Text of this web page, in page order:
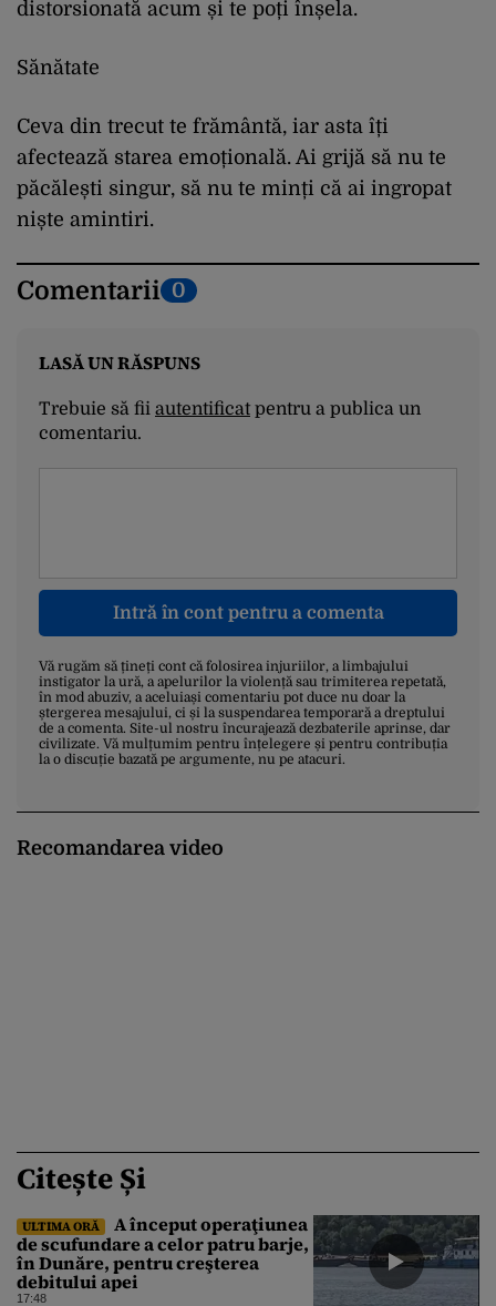
distorsionată acum și te poți înșela.
Sănătate
Ceva din trecut te frământă, iar asta îți
afectează starea emoțională. Ai grijă să nu te
păcălești singur, să nu te minți că ai ingropat
niște amintiri.
Comentarii 0
LASĂ UN RĂSPUNS
Trebuie să fii autentificatpentru a publica un
comentariu.
Intră în cont pentru a comenta
Vă rugăm să țineți cont că folosirea injuriilor, a limbajului
instigator la ură, a apelurilor la violență sau trimiterea repetată,
în mod abuziv, a aceluiași comentariu pot duce nu doar la
ștergerea mesajului, ci și la suspendarea temporară a dreptului
de a comenta. Site-ul nostru încurajează dezbaterile aprinse, dar
civilizate. Vă mulțumim pentru înțelegere și pentru contribuția
la o discuție bazată pe argumente, nu pe atacuri.
Recomandarea video
Citește Și
ULTIMA ORĂ
A început operaţiunea
de scufundare a celor patru barje,
în Dunăre, pentru creşterea
debitului apei
17:48